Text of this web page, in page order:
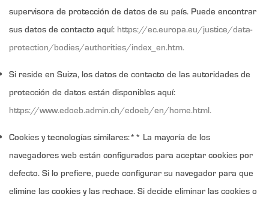
supervisora de protección de datos de su país. Puede encontrar
sus datos de contacto aquí: https://ec.europa.eu/justice/data-
protection/bodies/authorities/index_en.htm.
Si reside en Suiza, los datos de contacto de las autoridades de
protección de datos están disponibles aquí:
https://www.edoeb.admin.ch/edoeb/en/home.html.
Cookies y tecnologías similares:** La mayoría de los
navegadores web están configurados para aceptar cookies por
defecto. Si lo prefiere, puede configurar su navegador para que
elimine las cookies y las rechace. Si decide eliminar las cookies o